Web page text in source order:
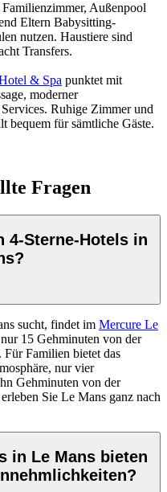
Familienzimmer, Außenpool
Eltern Babysitting-
nutzen. Haustiere sind
Transfers.
& Spa punktet mit
moderner
Ruhige Zimmer und
bequem für sämtliche Gäste.
Fragen
4-Sterne-Hotels in
sucht, findet im Mercure Le
15 Gehminuten von der
Familien bietet das
nur vier
Gehminuten von der
Sie Le Mans ganz nach
in Le Mans bieten